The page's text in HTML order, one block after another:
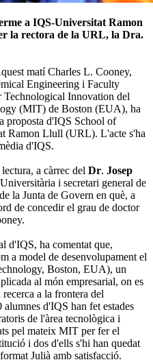
a IQS-Universitat Ramon
la rectora de la URL, la Dra.
matí Charles L. Cooney,
Engineering i Faculty
Innovation del
(MIT) de Boston (EUA), ha
proposta d'IQS School of
Ramon Llull (URL). L'acte s'ha
d'IQS.
a càrrec del Dr. Josep
i secretari general de
la Junta de Govern en què, a
de concedir el grau de doctor
d'IQS, ha comentat que,
a model de desenvolupament el
Boston, EUA), un
al món empresarial, on es
a la frontera del
d'IQS han fet estades
de l'àrea tecnològica i
pel mateix MIT per fer el
i dos d'ells s'hi han quedat
Julià amb satisfacció.